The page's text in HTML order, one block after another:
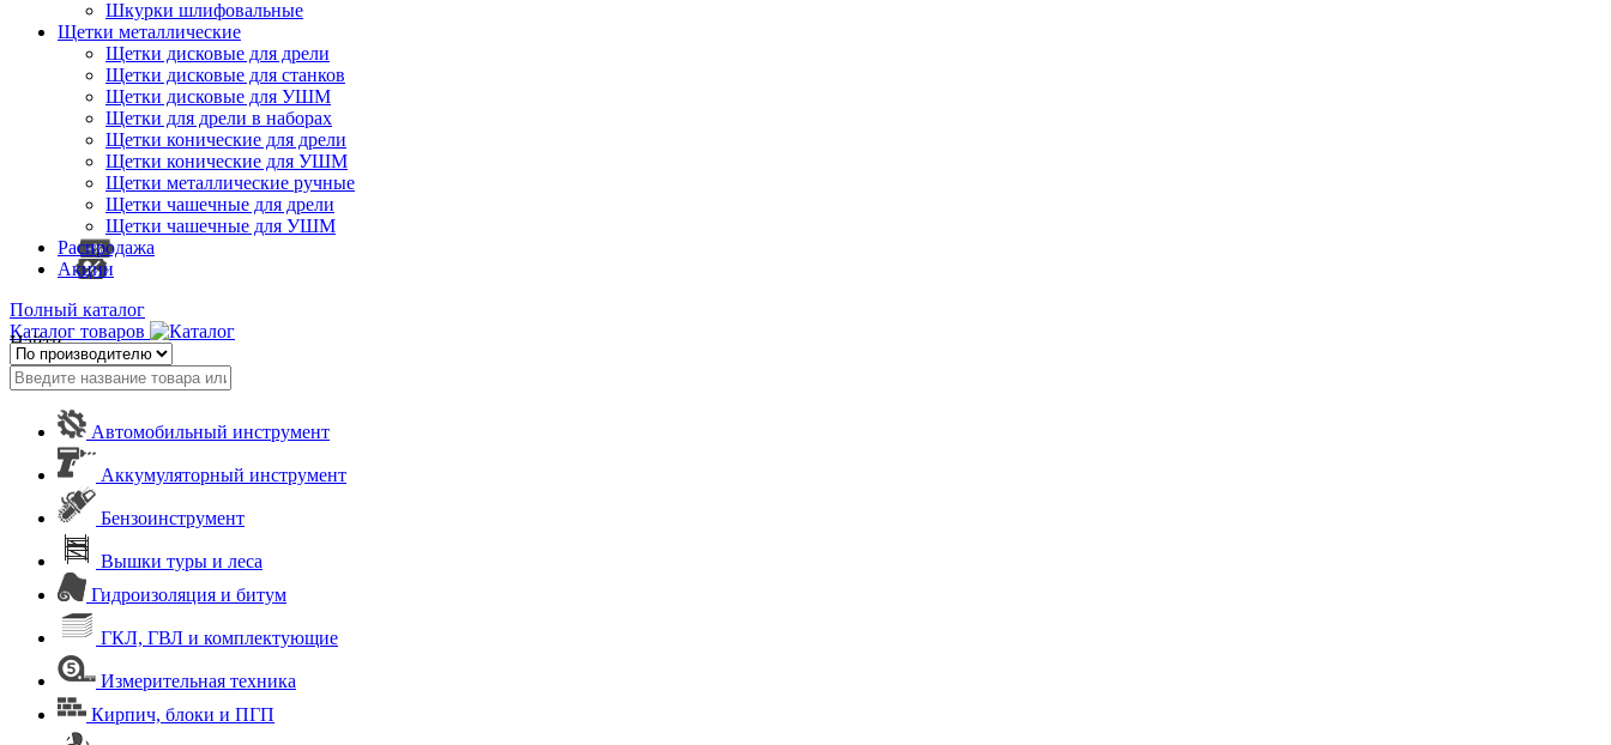
Шкурки шлифовальные
Щетки металлические
Щетки дисковые для дрели
Щетки дисковые для станков
Щетки дисковые для УШМ
Щетки для дрели в наборах
Щетки конические для дрели
Щетки конические для УШМ
Щетки металлические ручные
Щетки чашечные для дрели
Щетки чашечные для УШМ
Распродажа
Акции
Полный каталог
Каталог товаров
Найти
Автомобильный инструмент
Аккумуляторный инструмент
Бензоинструмент
Вышки туры и леса
Гидроизоляция и битум
ГКЛ, ГВЛ и комплектующие
Измерительная техника
Кирпич, блоки и ПГП